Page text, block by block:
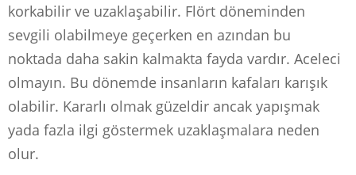
korkabilir ve uzaklaşabilir. Flört döneminden
sevgili olabilmeye geçerken en azından bu
noktada daha sakin kalmakta fayda vardır. Aceleci
olmayın. Bu dönemde insanların kafaları karışık
olabilir. Kararlı olmak güzeldir ancak yapışmak
yada fazla ilgi göstermek uzaklaşmalara neden
olur.